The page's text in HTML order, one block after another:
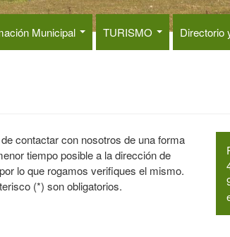
Municipal TURISMO Directorio
contactar con nosotros de una forma
tiempo posible a la dirección de
lo que rogamos verifiques el mismo.
(*) son obligatorios.